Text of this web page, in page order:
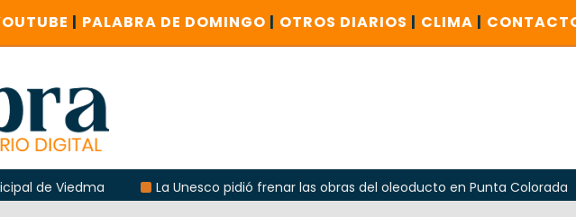
| PALABRA DE DOMINGO | OTROS DIARIOS | CLIMA |
Viedma La Unesco pidió frenar las obras del oleoducto en Punta Colorada
Roca